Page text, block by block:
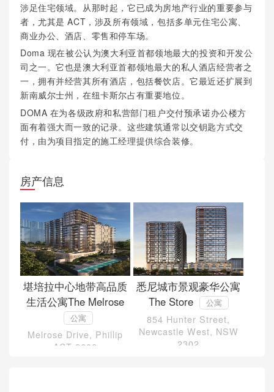
涉足住宅领域。从那时起，它已成为房地产行业的重要参与
者，尤其是 ACT，涉及所有领域，包括多单元住宅公寓、
商业办公、酒店、零售和停车场。
Doma 现在被公认为澳大利亚首都领地最大的投资和开发公
司之一。它也是澳大利亚首都领地最大的私人酒店经营者之
一，拥有并经营其所有酒店，包括餐饮店。它最近还扩展到
新南威尔士州，在纽卡斯尔占有重要地位。
DOMA 在为各级政府和私营部门租户交付预承诺办公楼方
面有着强大而一致的记录。这些建筑通常以交钥匙方式交
付，由为项目指定的施工经理提供综合装修。
房产信息
堪培拉中心地带高品质
生活公寓The Melrose
公寓
Melrose Drive, Phillip
ACT 2606
悉尼城市景观豪华公寓
The Store
公寓
854 Hunter Street,
Newcastle West, NSW
2302